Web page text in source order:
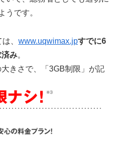
うです。
、 www.uqwimax.jpすでに6
み。
きさで、「3GB制限」が記